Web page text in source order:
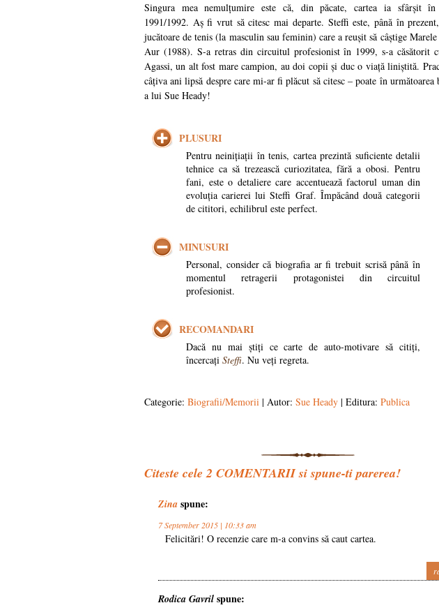
Singura mea nemulțumire este că, din păcate, cartea ia sfârșit în
1991/1992. Aș fi vrut să citesc mai departe. Steffi este, până în
jucătoare de tenis (la masculin sau feminin) care a reușit să câștige
Aur (1988). S-a retras din circuitul profesionist în 1999, s-a căsătorit
Agassi, un alt fost mare campion, au doi copii și duc o viață liniștită.
câțiva ani lipsă despre care mi-ar fi plăcut să citesc – poate în următoarea
a lui Sue Heady!
PLUSURI
Pentru neinițiații în tenis, cartea prezintă suficiente detalii
tehnice ca să trezească curiozitatea, fără a obosi. Pentru
fani, este o detaliere care accentuează factorul uman din
evoluția carierei lui Steffi Graf. Împăcând două categorii
de cititori, echilibrul este perfect.
MINUSURI
Personal, consider că biografia ar fi trebuit scrisă până în
momentul retragerii protagonistei din circuitul
profesionist.
RECOMANDARI
Dacă nu mai știți ce carte de auto-motivare să citiți,
încercați Steffi. Nu veți regreta.
Categorie: Biografii/Memorii | Autor: Sue Heady | Editura: Publica
Citeste cele2 COMENTARII si spune-ti parerea!
Zina spune:
7 September 2015 | 10:33 am
Felicitări! O recenzie care m-a convins să caut cartea.
Rodica Gavril spune: